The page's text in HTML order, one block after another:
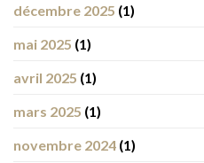
décembre 2025 (1)
mai 2025 (1)
avril 2025 (1)
mars 2025 (1)
novembre 2024 (1)